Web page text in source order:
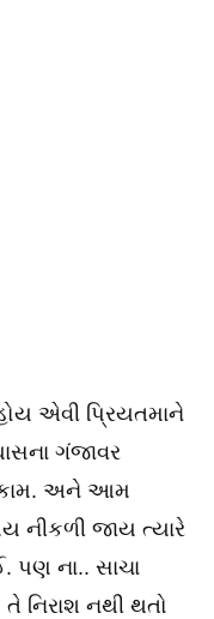
એવી પ્રિયતમાને
ગંજાવર
કામ. અને આમ
નીકળી જાય ત્યારે
પણ ના.. સાચા
નિરાશ નથી થતો